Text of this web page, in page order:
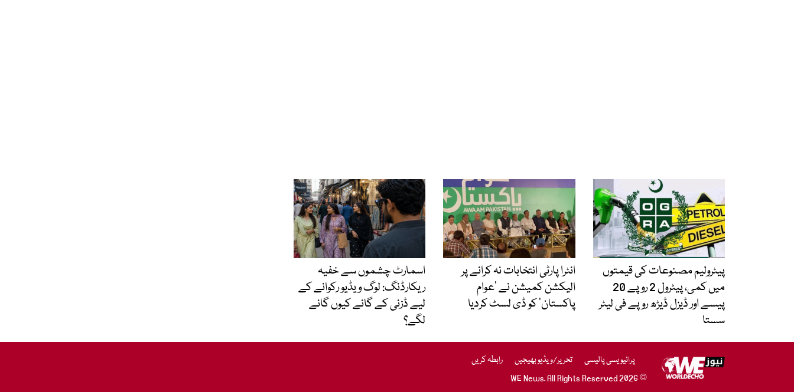
پیٹرولیم مصنوعات کی قیمتوں
میں کمی، پیٹرول 2 روپے 20
پیسے اور ڈیزل ڈیڑھ روپے فی لیٹر
سستا
انٹرا پارٹی انتخابات نہ کرانے پر
الیکشن کمیشن نے ’عوام
پاکستان‘ کو ڈی لسٹ کردیا
اسمارٹ چشموں سے خفیہ
ریکارڈنگ: لوگ ویڈیو رکوانے کے
لیے ڈزنی کے گانے کیوں گانے
لگے؟
پرائیویسی پالیسی تحریر/ویڈیو بھیجیں
رابطہ کریں
© 2026 WE News. All Rights Reserved